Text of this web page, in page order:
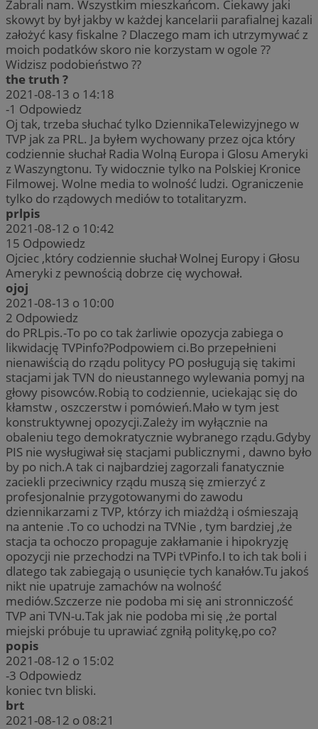
Zabrali nam. Wszystkim mieszkańcom. Ciekawy jaki
skowyt by był jakby w każdej kancelarii parafialnej kazali
założyć kasy fiskalne ? Dlaczego mam ich utrzymywać z
moich podatków skoro nie korzystam w ogole ??
Widzisz podobieństwo ??
the truth ?
2021-08-13 o 14:18
-1 Odpowiedz
Oj tak, trzeba słuchać tylko DziennikaTelewizyjnego w
TVP jak za PRL. Ja byłem wychowany przez ojca który
codziennie słuchał Radia Wolną Europa i Glosu Ameryki
z Waszyngtonu. Ty widocznie tylko na Polskiej Kronice
Filmowej. Wolne media to wolność ludzi. Ograniczenie
tylko do rządowych mediów to totalitaryzm.
prlpis
2021-08-12 o 10:42
15 Odpowiedz
Ojciec ,który codziennie słuchał Wolnej Europy i Głosu
Ameryki z pewnością dobrze cię wychował.
ojoj
2021-08-13 o 10:00
2 Odpowiedz
do PRLpis.-To po co tak żarliwie opozycja zabiega o
likwidację TVPinfo?Podpowiem ci.Bo przepełnieni
nienawiścią do rządu politycy PO posługują się takimi
stacjami jak TVN do nieustannego wylewania pomyj na
głowy pisowców.Robią to codziennie, uciekając się do
kłamstw , oszczerstw i pomówień.Mało w tym jest
konstruktywnej opozycji.Zależy im wyłącznie na
obaleniu tego demokratycznie wybranego rządu.Gdyby
PIS nie wysługiwał się stacjami publicznymi , dawno było
by po nich.A tak ci najbardziej zagorzali fanatycznie
zaciekli przeciwnicy rządu muszą się zmierzyć z
profesjonalnie przygotowanymi do zawodu
dziennikarzami z TVP, którzy ich miażdżą i ośmieszają
na antenie .To co uchodzi na TVNie , tym bardziej ,że
stacja ta ochoczo propaguje zakłamanie i hipokryzję
opozycji nie przechodzi na TVPi tVPinfo.I to ich tak boli i
dlatego tak zabiegają o usunięcie tych kanałów.Tu jakoś
nikt nie upatruje zamachów na wolność
mediów.Szczerze nie podoba mi się ani stronniczość
TVP ani TVN-u.Tak jak nie podoba mi się ,że portal
miejski próbuje tu uprawiać zgniłą politykę,po co?
popis
2021-08-12 o 15:02
-3 Odpowiedz
koniec tvn bliski.
brt
2021-08-12 o 08:21